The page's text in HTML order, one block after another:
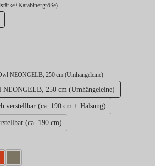
auswählen
NEONGELB, 250 cm (Umhängeleine)
NEONGELB, 250 cm (Umhängeleine)
verstellbar (ca. 190 cm + Halsung)
(ca. 190 cm)